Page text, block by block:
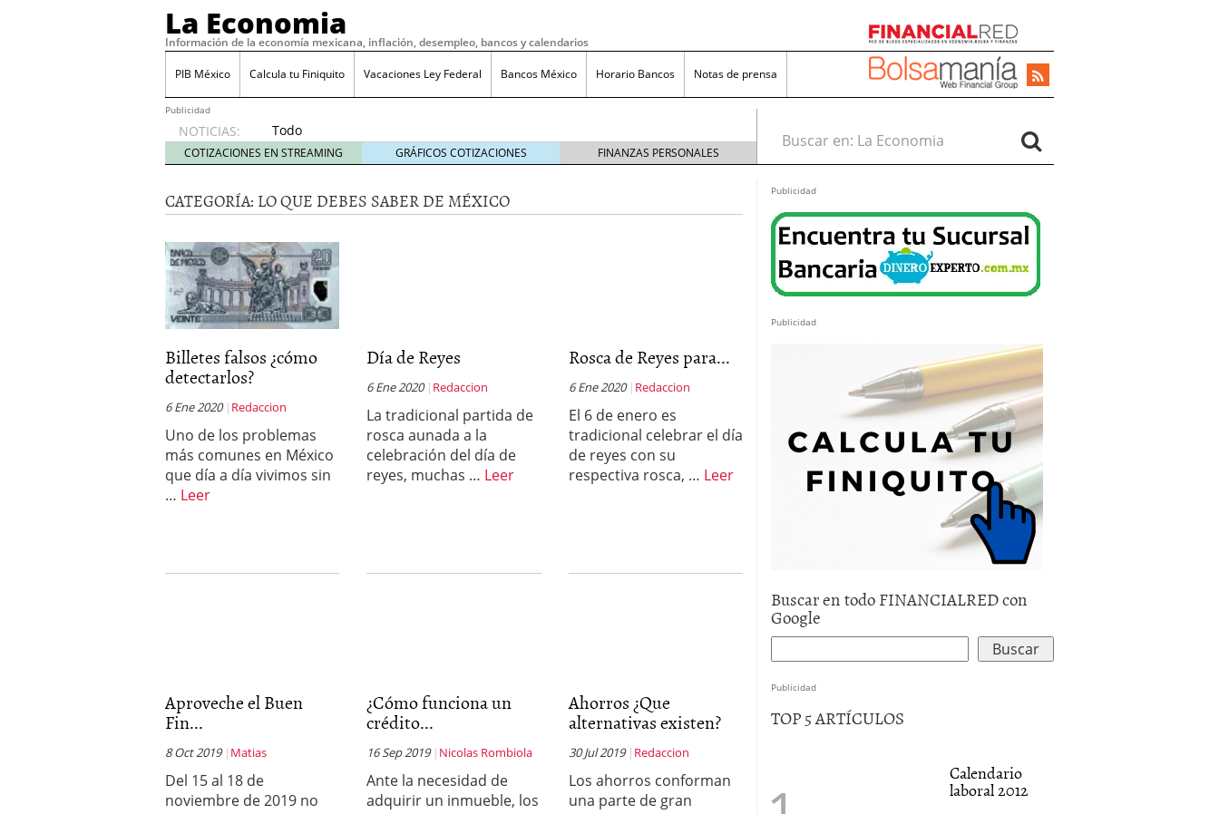
La Economia
Información de la economía mexicana, inflación, desempleo, bancos y calendarios
PIB México Calcula tu Finiquito Vacaciones Ley Federal Bancos México Horario Bancos Notas de prensa
Publicidad
NOTICIAS:
Todo
sobre
SIFX:
de
opiniones,
regulación,
seguridad
y riesgos
para
traders
en 2026
febrero
26, 2026
¿Cómo convertir el sueldo bruto a neto en México?
noviembre 20, 2025
Cómo enfrentar la reforma de reducción de jornada laboral en México con
un software de control de asistencia julio 17, 2025
¿Cómo encontrar un seguro de auto económico?
abril 9, 2025
Cómo acabará el año la economía mexicana; predicciones y avances
noviembre 29, 2024
COTIZACIONES EN STREAMING GRÁFICOS COTIZACIONES FINANZAS PERSONALES
Buscar en:
CATEGORÍA: LO QUE DEBES SABER DE MÉXICO
Billetes falsos ¿cómo
detectarlos?
6 Ene 2020 Redaccion
Uno de los problemas
más comunes en México
que día a día vivimos sin
… Leer
Día de Reyes
6 Ene 2020 Redaccion
La tradicional partida de
rosca aunada a la
celebración del día de
reyes, muchas … Leer
Rosca de Reyes para...
6 Ene 2020 Redaccion
El 6 de enero es
tradicional celebrar el día
de reyes con su
respectiva rosca, … Leer
Aproveche el Buen
Fin...
8 Oct 2019 Matias
Del 15 al 18 de
noviembre de 2019 no
¿Cómo funciona un
crédito...
16 Sep 2019 Nicolas Rombiola
Ante la necesidad de
adquirir un inmueble, los
Ahorros ¿Que
alternativas existen?
30 Jul 2019 Redaccion
Los ahorros conforman
una parte de gran
Publicidad
Publicidad
Buscar en todo FINANCIALRED con
Google
Publicidad
TOP 5 ARTÍCULOS
Calendario
laboral 2012